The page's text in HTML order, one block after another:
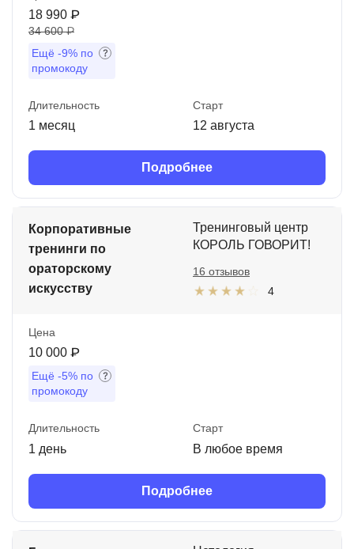
18 990 ₽
34 600 ₽
Ещё -9% по
промокоду
Длительность
1 месяц
Старт
12 августа
Подробнее
Корпоративные
тренинги по
ораторскому
искусству
Тренинговый центр
КОРОЛЬ ГОВОРИТ!
4
16 отзывов
Цена
10 000 ₽
Ещё -5% по
промокоду
Длительность
1 день
Старт
В любое время
Подробнее